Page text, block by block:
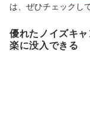
は、ぜひチェックし
優れたノイズキ
楽に没入できる